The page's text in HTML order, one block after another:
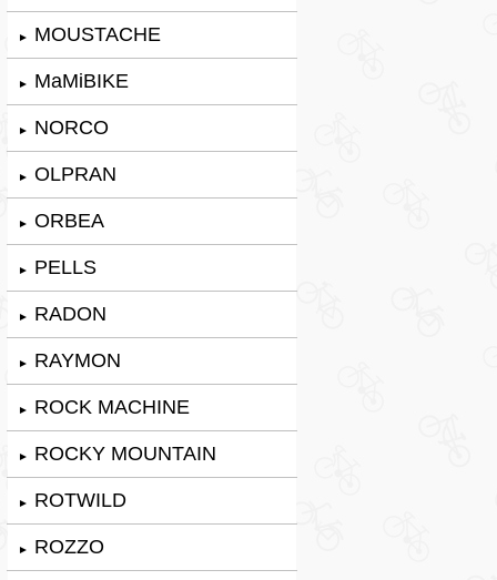
► MOUSTACHE
► MaMiBIKE
► NORCO
► OLPRAN
► ORBEA
► PELLS
► RADON
► RAYMON
► ROCK MACHINE
► ROCKY MOUNTAIN
► ROTWILD
► ROZZO